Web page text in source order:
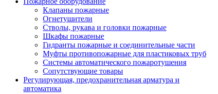
Клапаны пожарные
Огнетушители
Стволы, рукава и головки пожарные
Шкафы пожарные
Гидранты пожарные и соединительные части
Муфты противопожарные для пластиковых труб
Системы автоматического пожаротушения
Сопутствующие товары
Регулирующая, предохранительная арматура и
автоматика